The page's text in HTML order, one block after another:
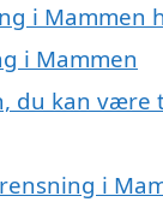
i Mammen
i Mammen
du kan være
i